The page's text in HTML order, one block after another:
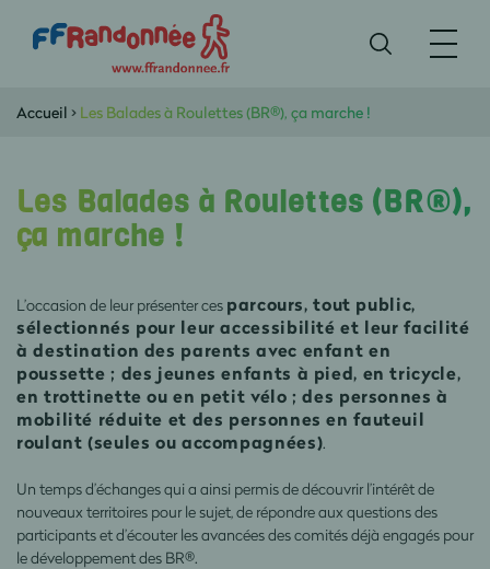
Accueil > Les Balades à Roulettes (BR®), ça marche !
Les Balades à Roulettes (BR®),
ça marche !
L’occasion de leur présenter ces parcours, tout public,
sélectionnés pour leur accessibilité et leur facilité
à destination des parents avec enfant en
poussette ; des jeunes enfants à pied, en tricycle,
en trottinette ou en petit vélo ; des personnes à
mobilité réduite et des personnes en fauteuil
roulant (seules ou accompagnées).
Un temps d’échanges qui a ainsi permis de découvrir l’intérêt de
nouveaux territoires pour le sujet, de répondre aux questions des
participants et d’écouter les avancées des comités déjà engagés pour
le développement des BR®.